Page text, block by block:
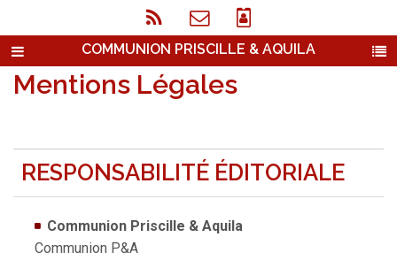
COMMUNION PRISCILLE & AQUILA
Mentions Légales
RESPONSABILITÉ ÉDITORIALE
Communion Priscille & Aquila
Communion P&A